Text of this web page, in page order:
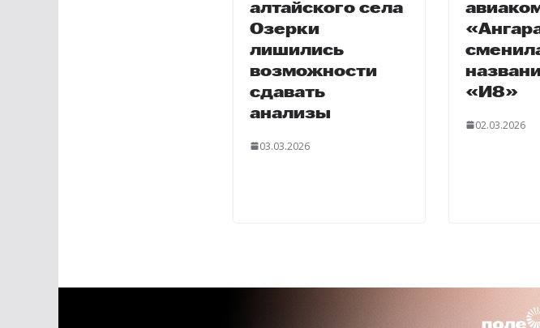
алтайского села
Озерки
лишились
возможности
сдавать
анализы
03.03.2026
«И8»
02.03.2026